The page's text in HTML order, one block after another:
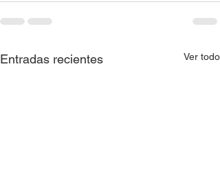
Entradas recientes Ver todo